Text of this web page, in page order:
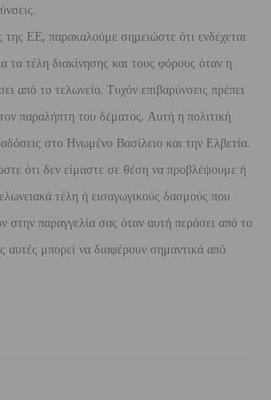
της ΕΕ, παρακαλούμε σημειώστε ότι ενδέχεται
τα τέλη διακίνησης και τους φόρους όταν η
από το τελωνείο. Τυχόν επιβαρύνσεις πρέπει
παραλήπτη του δέματος. Αυτή η πολιτική
στο Ηνωμένο Βασίλειο και την Ελβετία.
ότι δεν είμαστε σε θέση να προβλέψουμε ή
τέλη ή εισαγωγικούς δασμούς που
στην παραγγελία σας όταν αυτή περάσει από το
αυτές μπορεί να διαφέρουν σημαντικά από